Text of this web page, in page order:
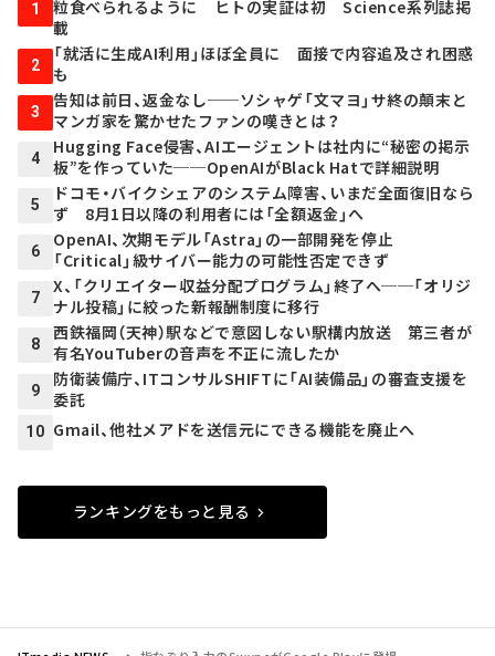
1
粒食べられるように ヒトの実証は初 Science系列誌掲
載
2
「就活に生成AI利用」ほぼ全員に 面接で内容追及され困惑
も
3
告知は前日、返金なし──ソシャゲ「文マヨ」サ終の顛末と
マンガ家を驚かせたファンの嘆きとは？
4
Hugging Face侵害、AIエージェントは社内に“秘密の掲示
板”を作っていた──OpenAIがBlack Hatで詳細説明
5
ドコモ・バイクシェアのシステム障害、いまだ全面復旧なら
ず 8月1日以降の利用者には「全額返金」へ
6
OpenAI、次期モデル「Astra」の一部開発を停止
「Critical」級サイバー能力の可能性否定できず
7
X、「クリエイター収益分配プログラム」終了へ──「オリジ
ナル投稿」に絞った新報酬制度に移行
8
西鉄福岡（天神）駅などで意図しない駅構内放送 第三者が
有名YouTuberの音声を不正に流したか
9
防衛装備庁、ITコンサルSHIFTに「AI装備品」の審査支援を
委託
10 Gmail、他社メアドを送信元にできる機能を廃止へ
ランキングをもっと見る